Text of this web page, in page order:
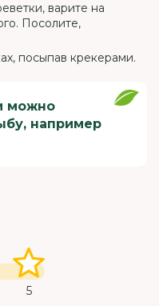
варите на
Посолите,
посыпав крекерами.
можно
например
5